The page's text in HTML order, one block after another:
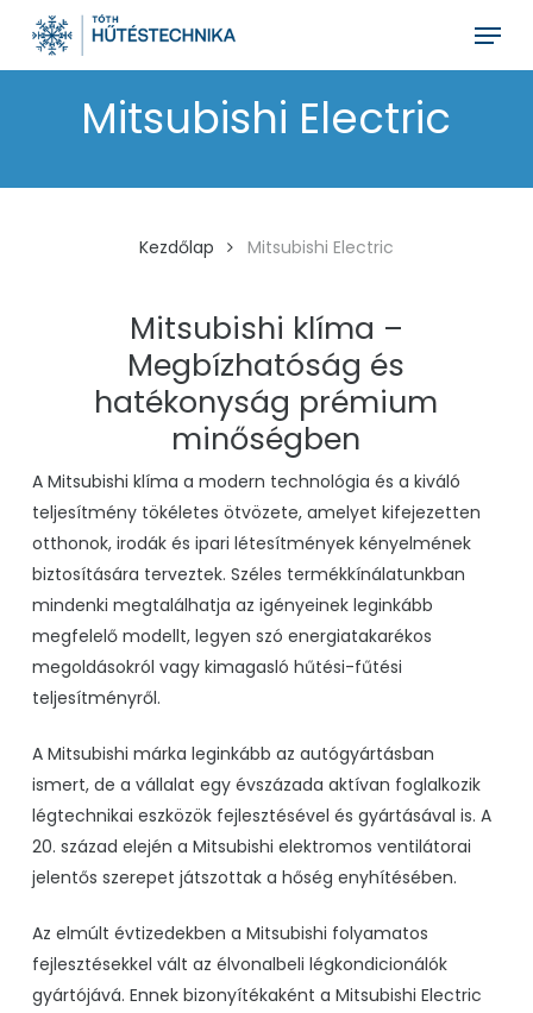
main
Menu
Mitsubishi Electric
Kezdőlap Mitsubishi Electric
Mitsubishi klíma –
Megbízhatóság és
hatékonyság prémium
minőségben
A Mitsubishi klíma a modern technológia és a kiváló
teljesítmény tökéletes ötvözete, amelyet kifejezetten
otthonok, irodák és ipari létesítmények kényelmének
biztosítására terveztek. Széles termékkínálatunkban
mindenki megtalálhatja az igényeinek leginkább
megfelelő modellt, legyen szó energiatakarékos
megoldásokról vagy kimagasló hűtési-fűtési
teljesítményről.
A Mitsubishi márka leginkább az autógyártásban
ismert, de a vállalat egy évszázada aktívan foglalkozik
légtechnikai eszközök fejlesztésével és gyártásával is. A
20. század elején a Mitsubishi elektromos ventilátorai
jelentős szerepet játszottak a hőség enyhítésében.
Az elmúlt évtizedekben a Mitsubishi folyamatos
fejlesztésekkel vált az élvonalbeli légkondicionálók
gyártójává. Ennek bizonyítékaként a Mitsubishi Electric